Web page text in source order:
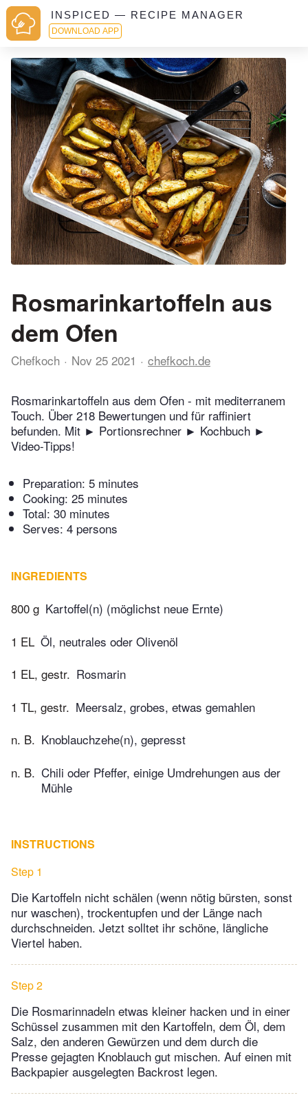
INSPICED — RECIPE MANAGER
DOWNLOAD APP
Rosmarinkartoffeln aus
dem Ofen
Chefkoch Nov 25 2021 chefkoch.de
Rosmarinkartoffeln aus dem Ofen - mit mediterranem
Touch. Über 218 Bewertungen und für raffiniert
befunden. Mit ► Portionsrechner ► Kochbuch ►
Video-Tipps!
Preparation: 5 minutes
Cooking: 25 minutes
Total: 30 minutes
Serves: 4 persons
INGREDIENTS
800 g Kartoffel(n) (möglichst neue Ernte)
1 EL Öl, neutrales oder Olivenöl
1 EL, gestr. Rosmarin
1 TL, gestr. Meersalz, grobes, etwas gemahlen
n. B. Knoblauchzehe(n), gepresst
n. B. Chili oder Pfeffer, einige Umdrehungen aus der
Mühle
INSTRUCTIONS
Step 1
Die Kartoffeln nicht schälen (wenn nötig bürsten, sonst
nur waschen), trockentupfen und der Länge nach
durchschneiden. Jetzt solltet ihr schöne, längliche
Viertel haben.
Step 2
Die Rosmarinnadeln etwas kleiner hacken und in einer
Schüssel zusammen mit den Kartoffeln, dem Öl, dem
Salz, den anderen Gewürzen und dem durch die
Presse gejagten Knoblauch gut mischen. Auf einen mit
Backpapier ausgelegten Backrost legen.